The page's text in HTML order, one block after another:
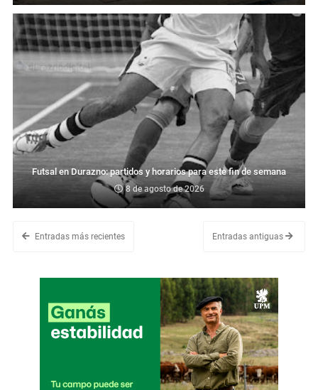
Futsal en Durazno: partidos y horarios para este fin de semana
8 de agosto de 2026
Entradas más recientes Entradas antiguas